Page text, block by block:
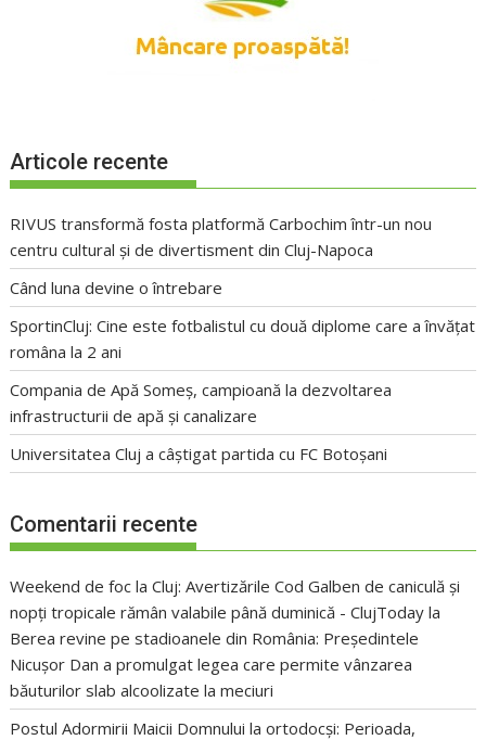
Articole recente
RIVUS transformă fosta platformă Carbochim într-un nou
centru cultural și de divertisment din Cluj-Napoca
Când luna devine o întrebare
SportinCluj: Cine este fotbalistul cu două diplome care a învățat
româna la 2 ani
Compania de Apă Someș, campioană la dezvoltarea
infrastructurii de apă și canalizare
Universitatea Cluj a câștigat partida cu FC Botoșani
Comentarii recente
Weekend de foc la Cluj: Avertizările Cod Galben de caniculă și
nopți tropicale rămân valabile până duminică - ClujToday la
Berea revine pe stadioanele din România: Președintele
Nicușor Dan a promulgat legea care permite vânzarea
băuturilor slab alcoolizate la meciuri
Postul Adormirii Maicii Domnului la ortodocși: Perioada,